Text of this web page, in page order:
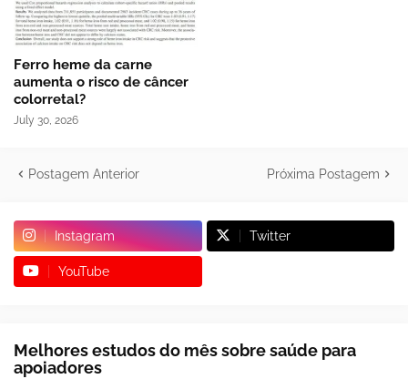
Ferro heme da carne
aumenta o risco de câncer
colorretal?
July 30, 2026
Postagem Anterior Próxima Postagem
Instagram Twitter
YouTube
Melhores estudos do mês sobre saúde para
apoiadores